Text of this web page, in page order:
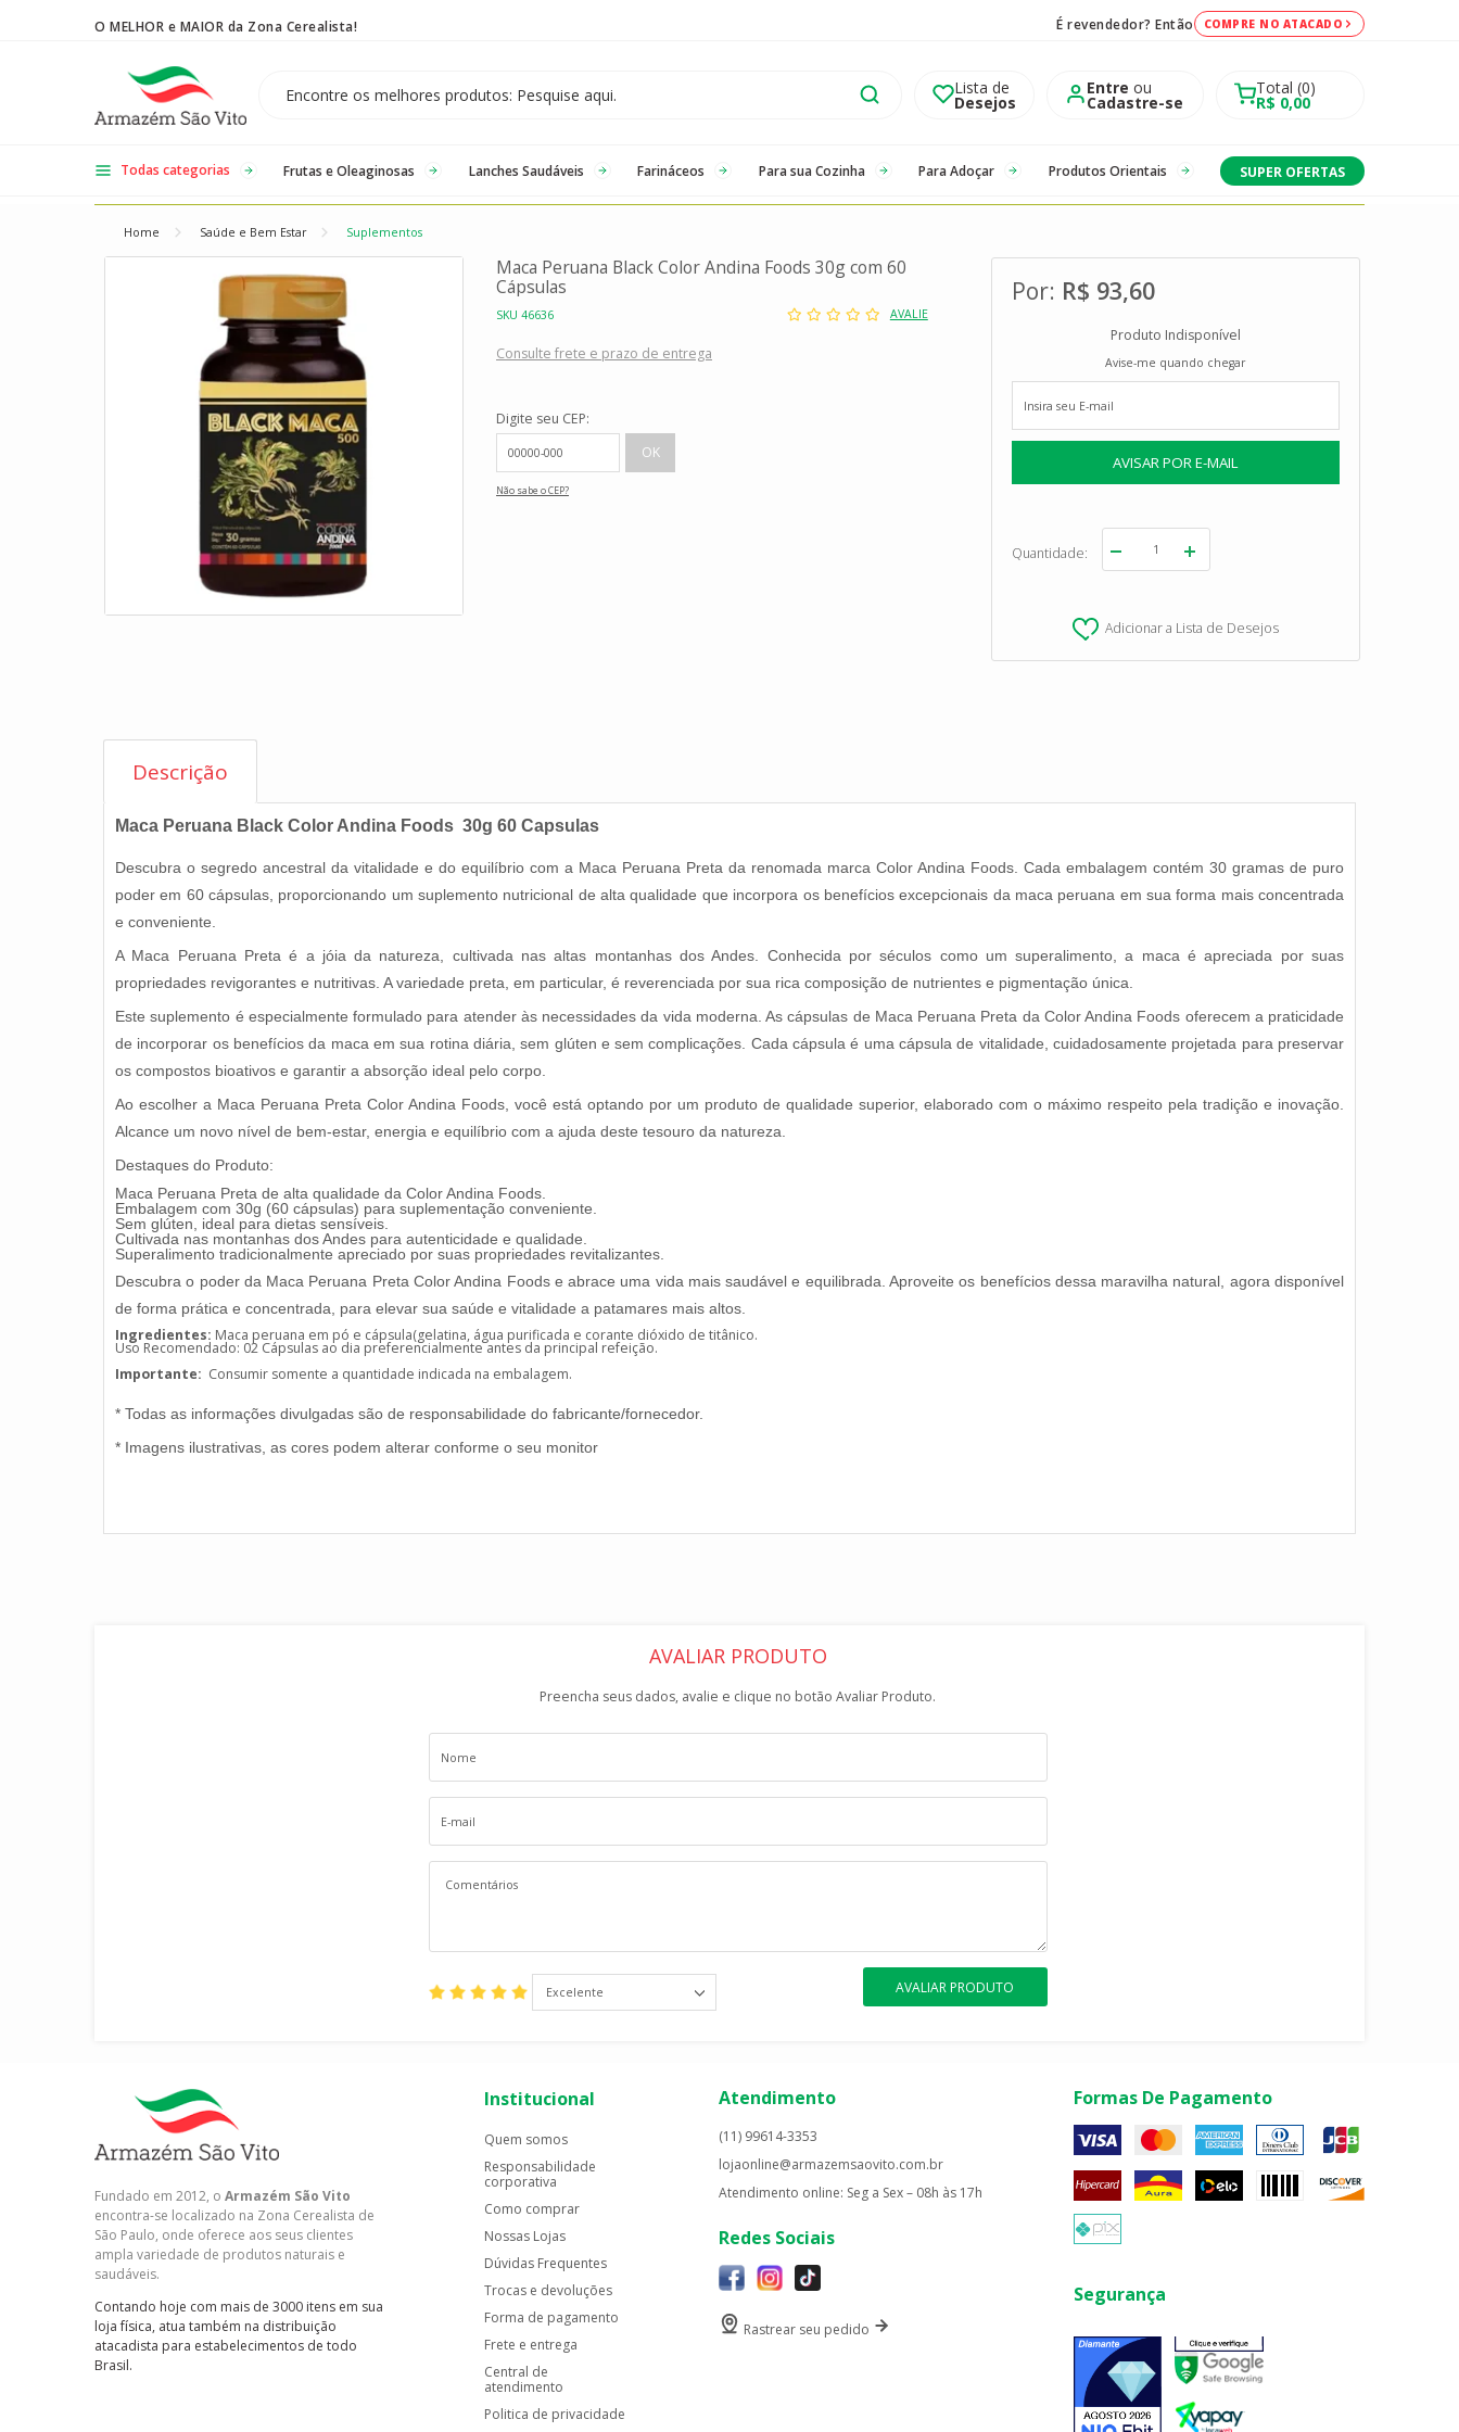
O MELHOR e MAIOR da Zona Cerealista!
É revendedor? Então COMPRE NO ATACADO
Lista de
Desejos
Entre ou
Cadastre-se
Total 0
R$ 0,00
Todas categorias Frutas e Oleaginosas Lanches Saudáveis Farináceos Para sua Cozinha Para Adoçar Produtos Orientais SUPER OFERTAS
Home Saúde e Bem Estar Suplementos
Maca Peruana Black Color Andina Foods 30g com 60
Cápsulas
SKU 46636 AVALIE
Consulte frete e prazo de entrega
Digite seu CEP:
Não sabe o CEP?
R$ 93,60
Produto Indisponível
Avise-me quando chegar
Quantidade
Adicionar a Lista de Desejos
Descrição
Maca Peruana Black Color Andina Foods 30g 60 Capsulas
Descubra o segredo ancestral da vitalidade e do equilíbrio com a Maca Peruana Preta da renomada marca Color Andina Foods. Cada embalagem contém 30 gramas de puro
poder em 60 cápsulas, proporcionando um suplemento nutricional de alta qualidade que incorpora os benefícios excepcionais da maca peruana em sua forma mais concentrada
e conveniente.
A Maca Peruana Preta é a jóia da natureza, cultivada nas altas montanhas dos Andes. Conhecida por séculos como um superalimento, a maca é apreciada por suas
propriedades revigorantes e nutritivas. A variedade preta, em particular, é reverenciada por sua rica composição de nutrientes e pigmentação única.
Este suplemento é especialmente formulado para atender às necessidades da vida moderna. As cápsulas de Maca Peruana Preta da Color Andina Foods oferecem a praticidade
de incorporar os benefícios da maca em sua rotina diária, sem glúten e sem complicações. Cada cápsula é uma cápsula de vitalidade, cuidadosamente projetada para preservar
os compostos bioativos e garantir a absorção ideal pelo corpo.
Ao escolher a Maca Peruana Preta Color Andina Foods, você está optando por um produto de qualidade superior, elaborado com o máximo respeito pela tradição e inovação.
Alcance um novo nível de bem-estar, energia e equilíbrio com a ajuda deste tesouro da natureza.
Destaques do Produto:
Maca Peruana Preta de alta qualidade da Color Andina Foods.
Embalagem com 30g (60 cápsulas) para suplementação conveniente.
Sem glúten, ideal para dietas sensíveis.
Cultivada nas montanhas dos Andes para autenticidade e qualidade.
Superalimento tradicionalmente apreciado por suas propriedades revitalizantes.
Descubra o poder da Maca Peruana Preta Color Andina Foods e abrace uma vida mais saudável e equilibrada. Aproveite os benefícios dessa maravilha natural, agora disponível
de forma prática e concentrada, para elevar sua saúde e vitalidade a patamares mais altos.
Ingredientes: Maca peruana em pó e cápsula(gelatina, água purificada e corante dióxido de titânico.
Uso Recomendado: 02 Cápsulas ao dia preferencialmente antes da principal refeição.
Importante: Consumir somente a quantidade indicada na embalagem.
* Todas as informações divulgadas são de responsabilidade do fabricante/fornecedor.
* Imagens ilustrativas, as cores podem alterar conforme o seu monitor
AVALIAR PRODUTO
Preencha seus dados, avalie e clique no botão Avaliar Produto.
Excelente AVALIAR PRODUTO
Fundado em 2012, o Armazém São Vito
encontra-se localizado na Zona Cerealista de
São Paulo, onde oferece aos seus clientes
ampla variedade de produtos naturais e
saudáveis.
Contando hoje com mais de 3000 itens em sua
loja física, atua também na distribuição
atacadista para estabelecimentos de todo
Brasil.
Institucional
Quem somos
Responsabilidade
corporativa
Como comprar
Nossas Lojas
Dúvidas Frequentes
Trocas e devoluções
Forma de pagamento
Frete e entrega
Central de
atendimento
Politica de privacidade
Atendimento
(11) 99614-3353
lojaonline@armazemsaovito.com.br
Atendimento online: Seg a Sex – 08h às 17h
Redes Sociais
Rastrear seu pedido
Formas De Pagamento
Segurança